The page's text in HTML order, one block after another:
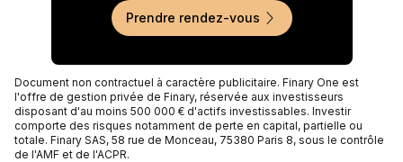
Prendre rendez-vous
Document non contractuel à caractère publicitaire. Finary One est
l'offre de gestion privée de Finary, réservée aux investisseurs
disposant d'au moins 500 000 € d'actifs investissables. Investir
comporte des risques notamment de perte en capital, partielle ou
totale. Finary SAS, 58 rue de Monceau, 75380 Paris 8, sous le contrôle
de l'AMF et de l'ACPR.